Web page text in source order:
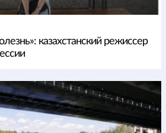
казахстанский режиссер